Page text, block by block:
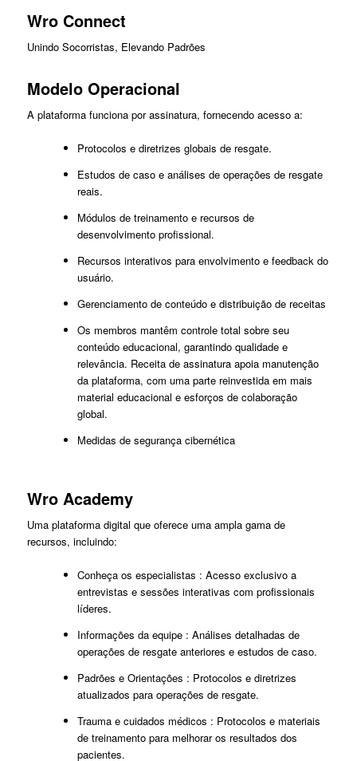
Wro Connect
Unindo Socorristas, Elevando Padrões
Modelo Operacional
A plataforma funciona por assinatura, fornecendo acesso a:
Protocolos e diretrizes globais de resgate.
Estudos de caso e análises de operações de resgate
reais.
Módulos de treinamento e recursos de
desenvolvimento profissional.
Recursos interativos para envolvimento e feedback do
usuário.
Gerenciamento de conteúdo e distribuição de receitas
Os membros mantêm controle total sobre seu
conteúdo educacional, garantindo qualidade e
relevância. Receita de assinatura apoia manutenção
da plataforma, com uma parte reinvestida em mais
material educacional e esforços de colaboração
global.
Medidas de segurança cibernética
Wro Academy
Uma plataforma digital que oferece uma ampla gama de
recursos, incluindo:
Conheça os especialistas : Acesso exclusivo a
entrevistas e sessões interativas com profissionais
líderes.
Informações da equipe : Análises detalhadas de
operações de resgate anteriores e estudos de caso.
Padrões e Orientações : Protocolos e diretrizes
atualizados para operações de resgate.
Trauma e cuidados médicos : Protocolos e materiais
de treinamento para melhorar os resultados dos
pacientes.